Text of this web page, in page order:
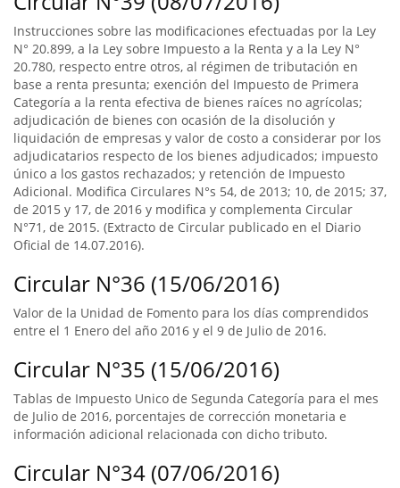
Instrucciones sobre las modificaciones efectuadas por la Ley
N° 20.899, a la Ley sobre Impuesto a la Renta y a la Ley N°
20.780, respecto entre otros, al régimen de tributación en
base a renta presunta; exención del Impuesto de Primera
Categoría a la renta efectiva de bienes raíces no agrícolas;
adjudicación de bienes con ocasión de la disolución y
liquidación de empresas y valor de costo a considerar por los
adjudicatarios respecto de los bienes adjudicados; impuesto
único a los gastos rechazados; y retención de Impuesto
Adicional. Modifica Circulares N°s 54, de 2013; 10, de 2015; 37,
de 2015 y 17, de 2016 y modifica y complementa Circular
N°71, de 2015. (Extracto de Circular publicado en el Diario
Oficial de 14.07.2016).
Circular N°36 (15/06/2016)
Valor de la Unidad de Fomento para los días comprendidos
entre el 1 Enero del año 2016 y el 9 de Julio de 2016.
Circular N°35 (15/06/2016)
Tablas de Impuesto Unico de Segunda Categoría para el mes
de Julio de 2016, porcentajes de corrección monetaria e
información adicional relacionada con dicho tributo.
Circular N°34 (07/06/2016)